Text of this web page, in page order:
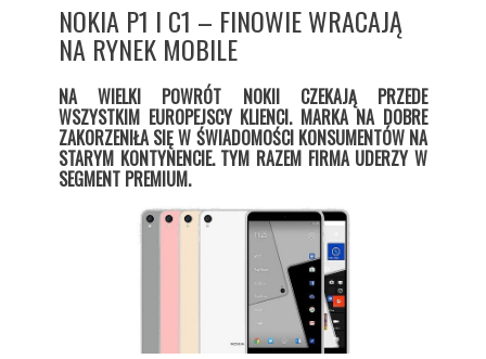
NOKIA P1 I C1 – FINOWIE WRACAJĄ
NA RYNEK MOBILE
NA WIELKI POWRÓT NOKII CZEKAJĄ PRZEDE
WSZYSTKIM EUROPEJSCY KLIENCI. MARKA NA DOBRE
ZAKORZENIŁA SIĘ W ŚWIADOMOŚCI KONSUMENTÓW NA
STARYM KONTYNENCIE. TYM RAZEM FIRMA UDERZY W
SEGMENT PREMIUM.